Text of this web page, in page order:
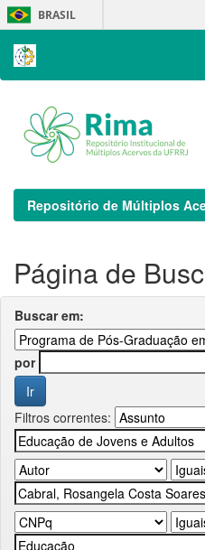
Skip
navigation
BRASIL
Repositório de Múltiplos
Página de
Buscar em:
por
Filtros correntes: